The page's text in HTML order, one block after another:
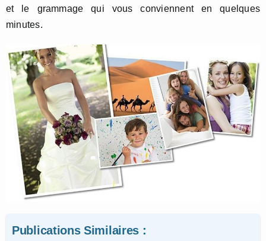
et le grammage qui vous conviennent en quelques
minutes.
Publications Similaires :